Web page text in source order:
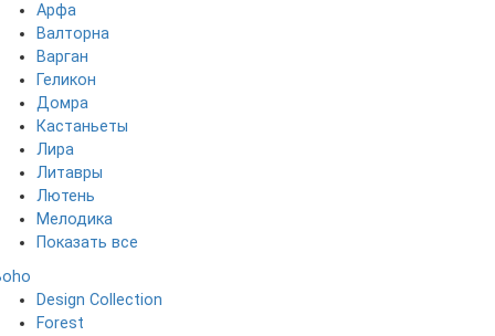
Арфа
Валторна
Варган
Геликон
Домра
Кастаньеты
Лира
Литавры
Лютень
Мелодика
Показать все
Design Collection
Forest